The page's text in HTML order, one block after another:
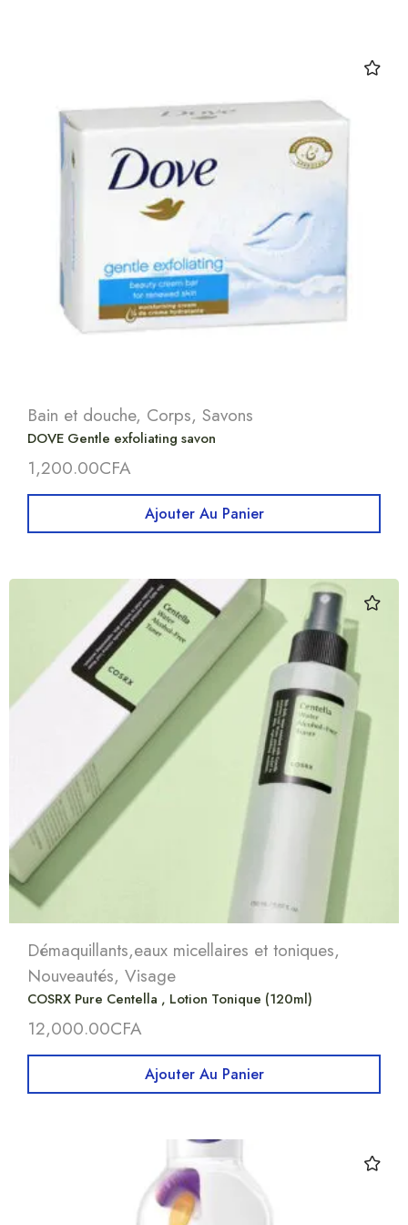
Bain et douche, Corps, Savons
DOVE Gentle exfoliating savon
1,200.00CFA
Ajouter Au Panier
Démaquillants,eaux micellaires et toniques,
Nouveautés, Visage
COSRX Pure Centella , Lotion Tonique (120ml)
12,000.00CFA
Ajouter Au Panier